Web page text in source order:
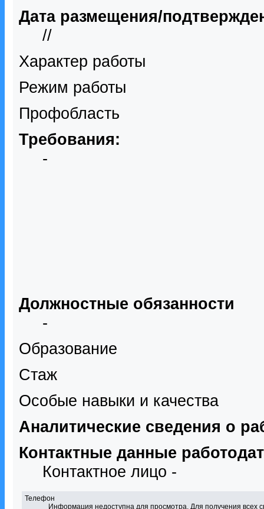
Дата размещения/
//
Характер работы
Режим работы
Профобласть
Требования:
-
Должностные обязанности
-
Образование
Стаж
Особые навыки и качества
Аналитические сведения о
Контактные данные
Контактное лицо -
Телефон
Информация недоступна для просмотра. Для получения всех